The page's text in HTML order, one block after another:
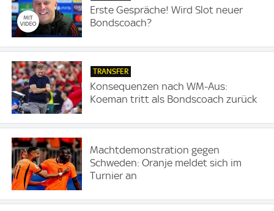
Erste Gespräche! Wird Slot neuer
Bondscoach?
TRANSFER
Konsequenzen nach WM-Aus:
Koeman tritt als Bondscoach zurück
Machtdemonstration gegen
Schweden: Oranje meldet sich im
Turnier an